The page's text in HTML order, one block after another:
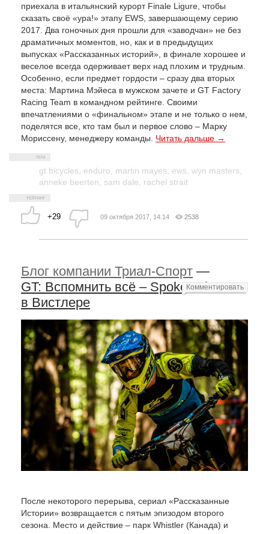
приехала в итальянский курорт Finale Ligure, чтобы
сказать своё «ура!» этапу EWS, завершающему серию
2017. Два гоночных дня прошли для «заводчан» не без
драматичных моментов, но, как и в предыдущих
выпусках «Рассказанных историй», в финале хорошее и
веселое всегда одерживает верх над плохим и трудным.
Особенно, если предмет гордости – сразу два вторых
места: Мартина Мэйеса в мужском зачете и GT Factory
Racing Team в командном рейтинге. Своими
впечатлениями о «финальном» этапе и не только о нем,
поделятся все, кто там был и первое слово – Марку
Мориссену, менеджеру команды. Читать дальше →
gt bicycles enduro martin mayes ews wyn masters
anneke beerten
sam dale rachel strait
+29 09 октября 2017, 14:14 2538
Блог компании Триал-Спорт —
GT: Вспомнить всё – Spoke Tales
в Вистлере
После некоторого перерыва, сериал «Рассказанные
Истории» возвращается с пятым эпизодом второго
сезона. Место и действие – парк Whistler (Канада) и
Комментировать